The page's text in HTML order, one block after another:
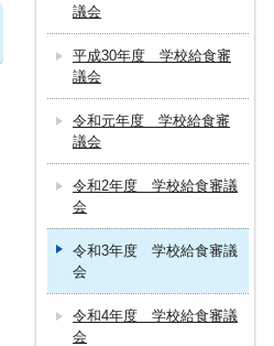
議会
平成30年度 学校給食審
議会
令和元年度 学校給食審
議会
令和2年度 学校給食審議
会
令和3年度 学校給食審議
会
令和4年度 学校給食審議
会